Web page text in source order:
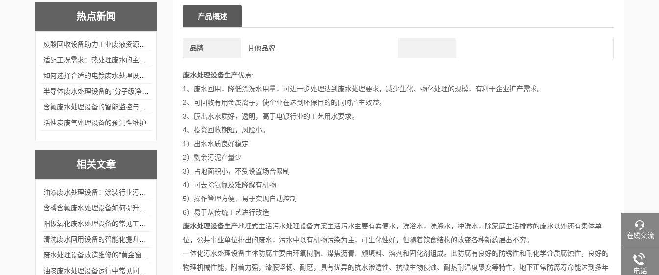
热点新闻
活性炭废气处理设备的预测性维护
相关文章
产品概述
品牌 其他品牌
废水处理设备生产优点:
1、废水回用，降低漂洗水用量，可进一步处理达到废水处理要求，减少生化、物化处理的规模，有利于企业扩产需求。
2、可回收有用金属离子，使企业在达到环保目的的同时产生效益。
3、膜出水水质好，透明，高于电镀行业的工艺用水要求。
4、投资回收期短，风险小。
1）出水水质良好稳定
2）剩余污泥产量少
3）占地面积小，不受设置场合限制
4）可去除氨氮及难降解有机物
5）操作管理方便，易于实现自动控制
6）易于从传统工艺进行改造
废水处理设备生产地埋式生活污水处理设备方案生活污水主要有粪便水，洗浴水，洗涤水，冲洗水，除家庭生活排放的废水以外还有集体单
位，公共事业单位排出的废水，污水中以有机物污染为主，可生化性好，但随着饮食结构的改变各种新药层出不穷。
一体化污水处理设备主体防腐主要由环氧树脂、煤焦沥青、颜填料、溶剂和固化剂组成。此防腐有良好的防锈性和耐化学介质腐蚀性，良好的
物理机械性能，附着力强，漆膜坚韧、耐磨，具有优异的抗水渗透性、抗微生物侵蚀、耐热耐温度聚变等特性，地下正常防腐寿命能达到多年
在线交流
电话